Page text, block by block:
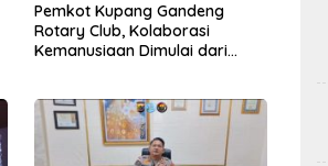
Pemkot Kupang Gandeng
Rotary Club, Kolaborasi
Kemanusiaan Dimulai dari